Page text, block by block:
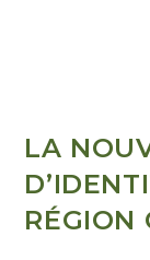
LA
RÉGION